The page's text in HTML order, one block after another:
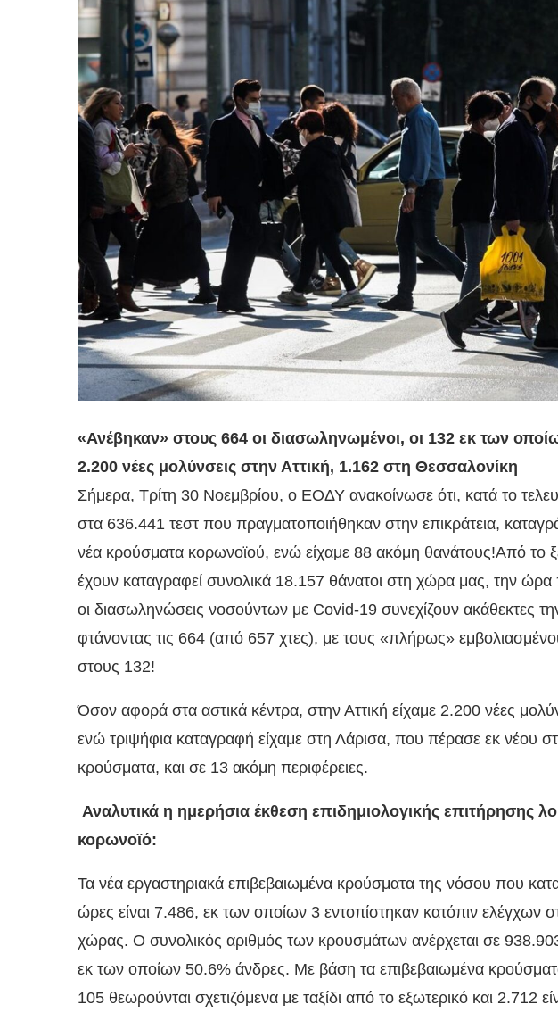
«Ανέβηκαν» στους 664 οι διασωληνωμένοι, οι 132 εκ των
2.200 νέες μολύνσεις στην Αττική, 1.162 στη Θεσσαλονίκη
Σήμερα, Τρίτη 30 Νοεμβρίου, ο ΕΟΔΥ ανακοίνωσε ότι, κατά το
στα 636.441 τεστ που πραγματοποιήθηκαν στην επικράτεια,
νέα κρούσματα κορωνοϊού, ενώ είχαμε 88 ακόμη θανάτους!Aπό το
έχουν καταγραφεί συνολικά 18.157 θάνατοι στη χώρα μας, την ώρα
οι διασωληνώσεις νοσούντων με Covid-19 συνεχίζουν ακάθεκτες
φτάνοντας τις 664 (από 657 χτες), με τους «πλήρως»
στους 132!
Όσον αφορά στα αστικά κέντρα, στην Αττική είχαμε 2.200 νέες
ενώ τριψήφια καταγραφή είχαμε στη Λάρισα, που πέρασε εκ νέου
κρούσματα, και σε 13 ακόμη περιφέρειες.
Αναλυτικά η ημερήσια έκθεση επιδημιολογικής επιτήρησης
κορωνοϊό:
Τα νέα εργαστηριακά επιβεβαιωμένα κρούσματα της νόσου που
ώρες είναι 7.486, εκ των οποίων 3 εντοπίστηκαν κατόπιν ελέγχων
χώρας. Ο συνολικός αριθμός των κρουσμάτων ανέρχεται σε
εκ των οποίων 50.6% άνδρες. Με βάση τα επιβεβαιωμένα
105 θεωρούνται σχετιζόμενα με ταξίδι από το εξωτερικό και 2.712